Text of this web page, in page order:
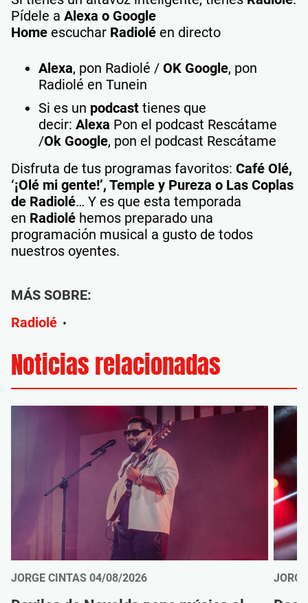
Pídele a Alexa o Google
Home escuchar Radiolé en directo
Alexa, pon Radiolé / OK Google, pon
Radiolé en Tunein
Si es un podcast tienes que
decir: Alexa Pon el podcast Rescátame
/Ok Google, pon el podcast Rescátame
Disfruta de tus programas favoritos: Café Olé,
‘¡Olé mi gente!’, Temple y Pureza o Las Coplas
de Radiolé… Y es que esta temporada
en Radiolé hemos preparado una
programación musical a gusto de todos
nuestros oyentes.
MÁS SOBRE:
Radiolé •
Noticias relacionadas
JORGE CINTAS 04/08/2026